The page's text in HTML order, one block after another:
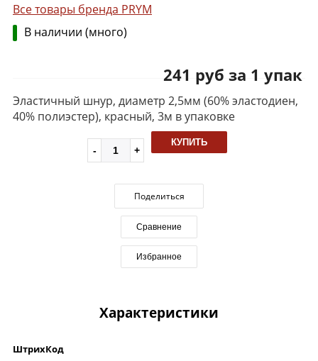
Все товары бренда PRYM
В наличии (много)
241 руб за 1 упак
Эластичный шнур, диаметр 2,5мм (60% эластодиен,
40% полиэстер), красный, 3м в упаковке
КУПИТЬ
Поделиться
Сравнение
Избранное
Характеристики
ШтрихКод